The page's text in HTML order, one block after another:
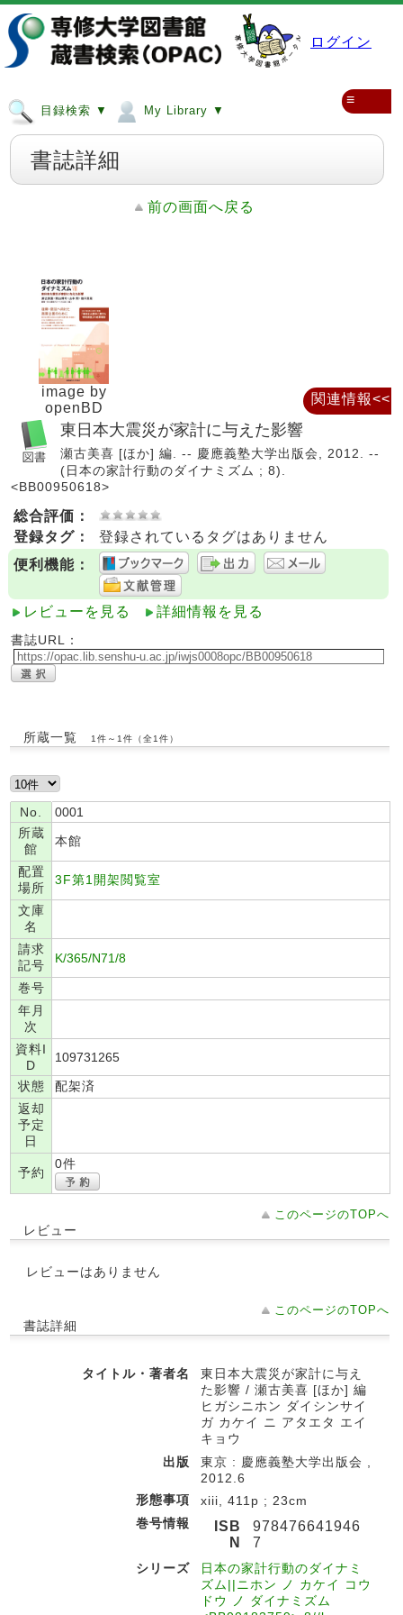
ログイン
目録検索 ▼ My Library ▼
≡
書誌詳細
前の画面へ戻る
image by
openBD
東日本大震災が家計に与えた影響
瀬古美喜 [ほか] 編. -- 慶應義塾大学出版会, 2012. --
(日本の家計行動のダイナミズム ; 8).
<BB00950618>
総合評価：
登録タグ：
登録されているタグはありません
便利機能：
レビューを見る 詳細情報を見る
書誌URL：
所蔵一覧 1件～1件（全1件）
No.
0001
所蔵
館
本館
配置
場所
3F第1開架閲覧室
文庫
名
請求
記号
K/365/N71/8
巻号
年月
次
資料I
D
109731265
状態
配架済
返却
予定
日
予約
0件
このページのTOPへ
レビュー
レビューはありません
このページのTOPへ
書誌詳細
タイトル・著者名
東日本大震災が家計に与え
た影響 / 瀬古美喜 [ほか] 編
ヒガシニホン ダイシンサイ
ガ カケイ ニ アタエタ エイ
キョウ
出版
東京 : 慶應義塾大学出版会 ,
2012.6
形態事項
xiii, 411p ; 23cm
巻号情報
ISB
N
978476641946
7
シリーズ
日本の家計行動のダイナミ
ズム||ニホン ノ カケイ コウ
ドウ ノ ダイナミズム
関連情報<<